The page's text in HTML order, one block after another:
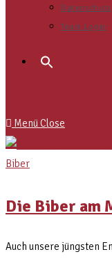
Datenschutz
Team Login
MenüClose
Biber
Die Biber am
Auch unsere jüngsten